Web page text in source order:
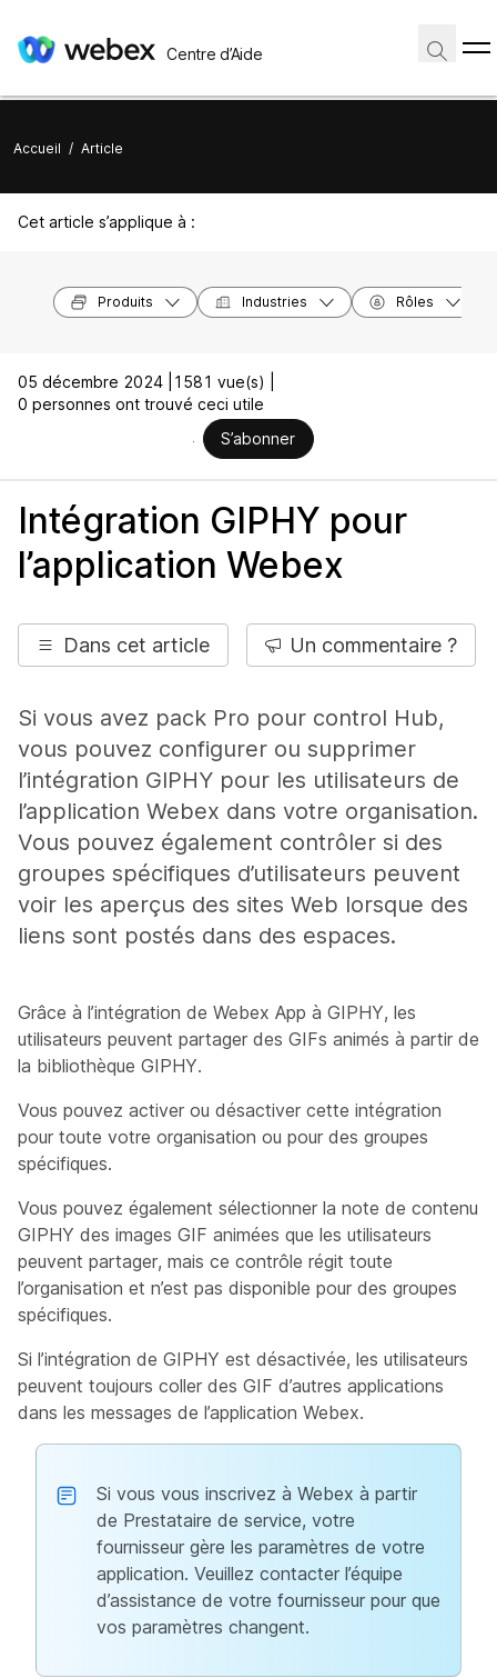
Centre d’Aide
Accueil / Article
Cet article s’applique à :
Produits Industries Rôles
05 décembre 2024 |
1581 vue(s) |
0 personnes ont trouvé ceci utile
S’abonner
Intégration GIPHY pour
l’application Webex
Dans cet article Un commentaire ?
Si vous avez pack Pro pour control Hub,
vous pouvez configurer ou supprimer
l’intégration GIPHY pour les utilisateurs de
l’application Webex dans votre organisation.
Vous pouvez également contrôler si des
groupes spécifiques d’utilisateurs peuvent
voir les aperçus des sites Web lorsque des
liens sont postés dans des espaces.
Grâce à l’intégration de Webex App à GIPHY, les
utilisateurs peuvent partager des GIFs animés à partir de
la bibliothèque GIPHY.
Vous pouvez activer ou désactiver cette intégration
pour toute votre organisation ou pour des groupes
spécifiques.
Vous pouvez également sélectionner la note de contenu
GIPHY des images GIF animées que les utilisateurs
peuvent partager, mais ce contrôle régit toute
l’organisation et n’est pas disponible pour des groupes
spécifiques.
Si l’intégration de GIPHY est désactivée, les utilisateurs
peuvent toujours coller des GIF d’autres applications
dans les messages de l’application Webex.
Si vous vous inscrivez à Webex à partir
de Prestataire de service, votre
fournisseur gère les paramètres de votre
application. Veuillez contacter l’équipe
d’assistance de votre fournisseur pour que
vos paramètres changent.